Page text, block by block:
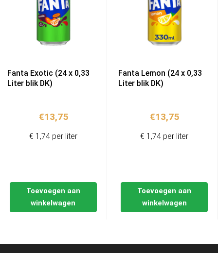
Fanta Exotic (24 x 0,33
Liter blik DK)
€13,75
Toevoegen aan
winkelwagen
€ 1,74 per liter
Fanta Lemon (24 x 0,33
Liter blik DK)
€13,75
Toevoegen aan
winkelwagen
€ 1,74 per liter